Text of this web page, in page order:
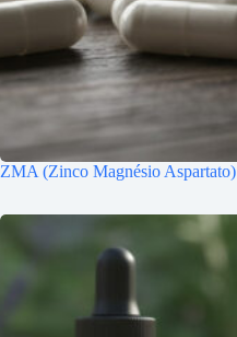
ZMA (Zinco Magnésio Aspartato)